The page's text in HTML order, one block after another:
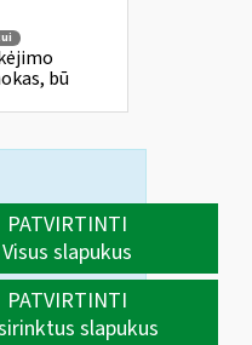
bū
PATVIRTINTI
Visus slapukus
PATVIRTINTI
slapukus